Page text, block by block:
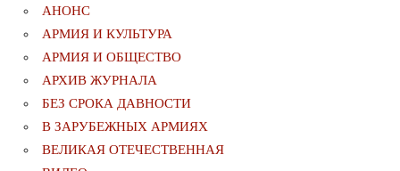
АНОНС
АРМИЯ И КУЛЬТУРА
АРМИЯ И ОБЩЕСТВО
АРХИВ ЖУРНАЛА
БЕЗ СРОКА ДАВНОСТИ
В ЗАРУБЕЖНЫХ АРМИЯХ
ВЕЛИКАЯ ОТЕЧЕСТВЕННАЯ